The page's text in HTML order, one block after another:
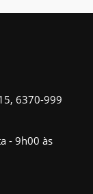
6370-999
- 9h00 às